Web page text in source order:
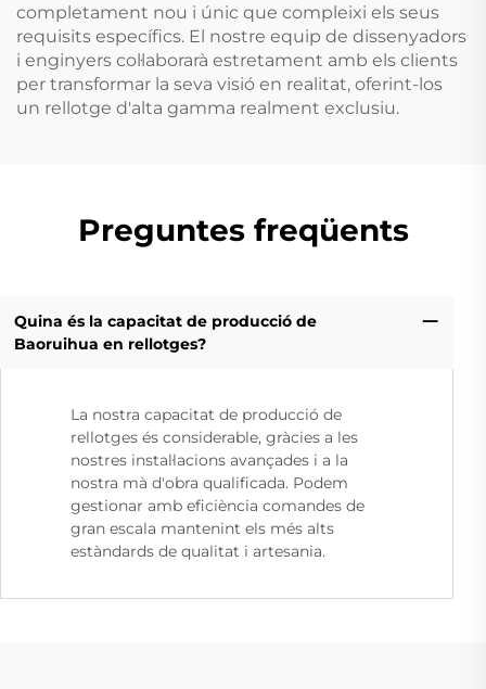
completament nou i únic que compleixi els seus
requisits específics. El nostre equip de dissenyadors
i enginyers col·laborarà estretament amb els clients
per transformar la seva visió en realitat, oferint-los
un rellotge d'alta gamma realment exclusiu.
Preguntes freqüents
Quina és la capacitat de producció de
Baoruihua en rellotges?
La nostra capacitat de producció de
rellotges és considerable, gràcies a les
nostres instal·lacions avançades i a la
nostra mà d'obra qualificada. Podem
gestionar amb eficiència comandes de
gran escala mantenint els més alts
estàndards de qualitat i artesania.